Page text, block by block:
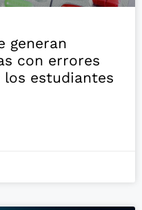
generan
con errores
estudiantes